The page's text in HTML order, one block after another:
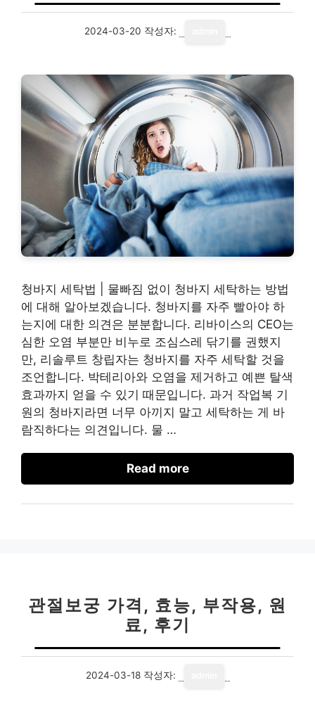
2024-03-20 작성자:
청바지 세탁법 | 물빠짐 없이 청바지 세탁하는 방법
에 대해 알아보겠습니다. 청바지를 자주 빨아야 하
는지에 대한 의견은 분분합니다. 리바이스의 CEO는
심한 오염 부분만 비누로 조심스레 닦기를 권했지
만, 리솔루트 창립자는 청바지를 자주 세탁할 것을
조언합니다. 박테리아와 오염을 제거하고 예쁜 탈색
효과까지 얻을 수 있기 때문입니다. 과거 작업복 기
원의 청바지라면 너무 아끼지 말고 세탁하는 게 바
람직하다는 의견입니다. 물 …
Read more
관절보궁 가격, 효능, 부작용, 원
료, 후기
2024-03-18 작성자: